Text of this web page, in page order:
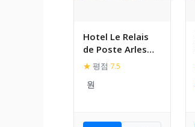
Hotel Le Relais
de Poste Arles
Centre
Historique
★ 평점 7.5